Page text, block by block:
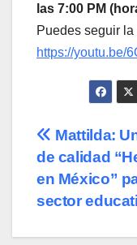
las 7:00 PM
Puedes seguir
https://youtu.be/
de
Mattilda:
de calidad
en México”
sector